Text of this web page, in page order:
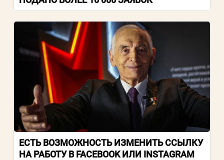
ЕСТЬ ВОЗМОЖНОСТЬ ИЗМЕНИТЬ ССЫЛКУ
НА РАБОТУ В FACEBOOK ИЛИ INSTAGRAM